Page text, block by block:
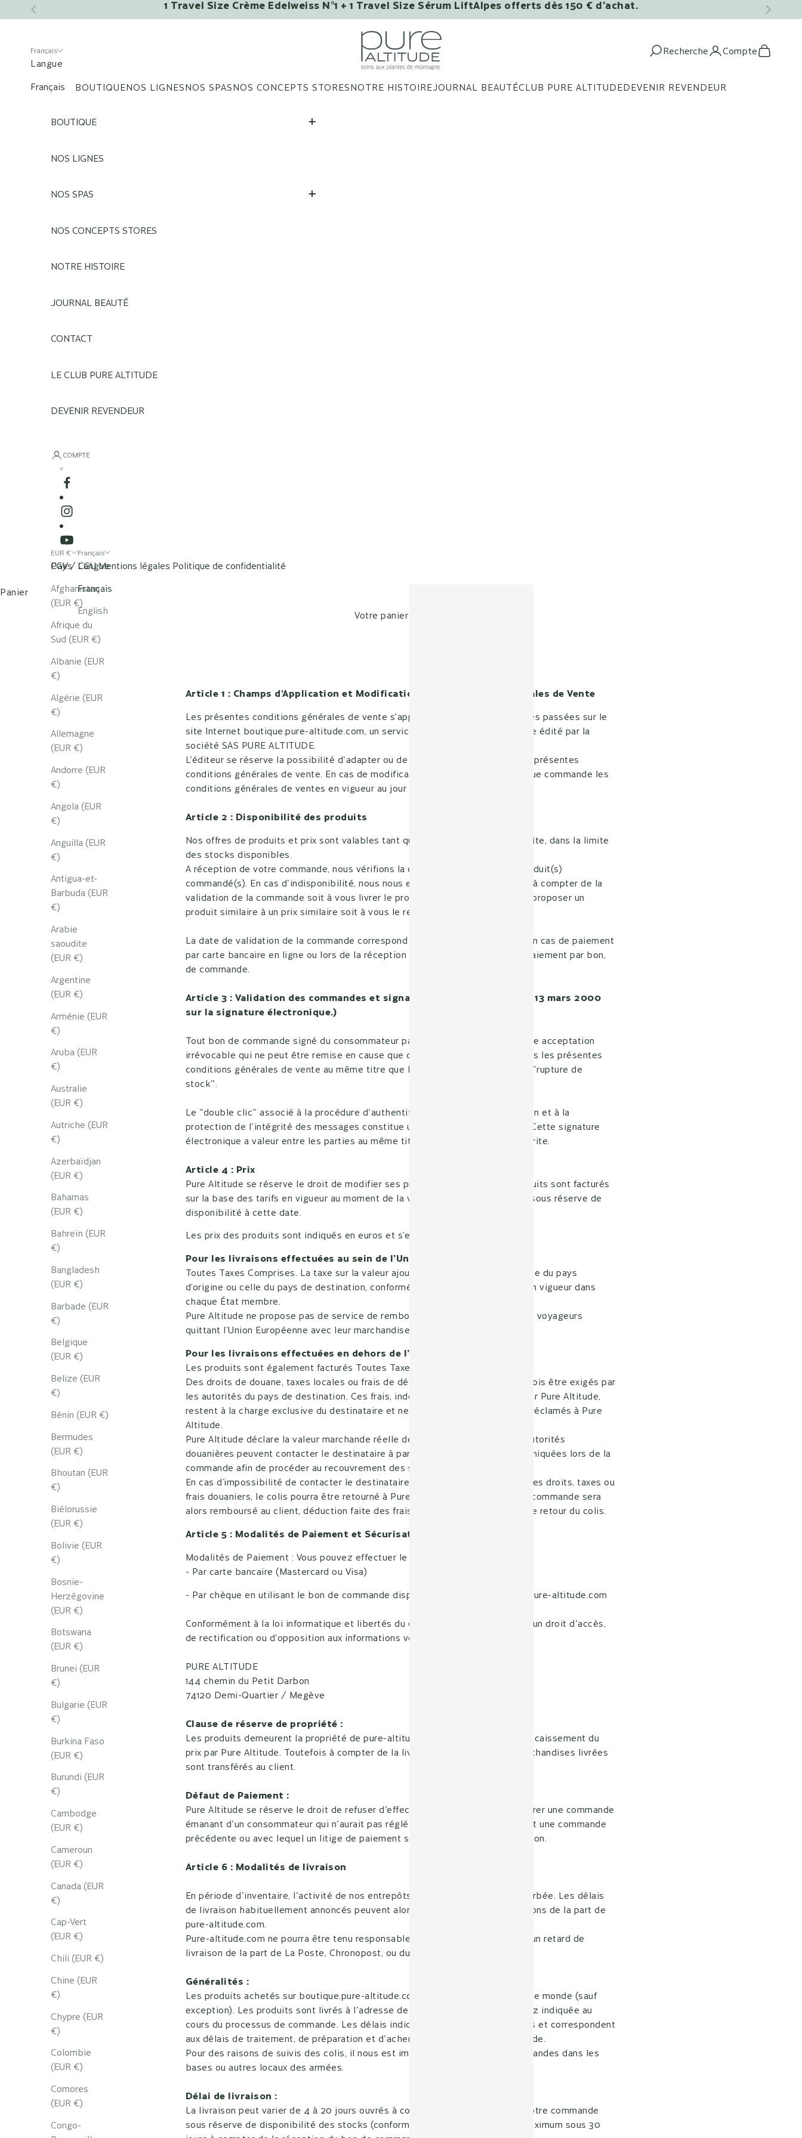
Passer au contenu
Précédent
1 Travel Size Crème Edelweiss N°1 + 1 Travel Size Sérum LiftAlpes offerts dès 150 € d’achat.
Suivant
Français
Langue
Français
Pure Altitude
BOUTIQUENOS LIGNESNOS SPASNOS CONCEPTS STORESNOTRE HISTOIREJOURNAL BEAUTÉCLUB PURE ALTITUDEDEVENIR REVENDEUR
Ouvrir la recherche
Recherche Ouvrir le
Compte
BOUTIQUE
NOS LIGNES
NOS SPAS
NOS CONCEPTS STORES
NOTRE HISTOIRE
JOURNAL BEAUTÉ
CONTACT
LE CLUB PURE ALTITUDE
DEVENIR REVENDEUR
COMPTE
EUR €
Pays
Afghanistan
(EUR €)
Afrique du
Sud (EUR €)
Albanie (EUR
€)
Algérie (EUR
€)
Allemagne
(EUR €)
Andorre (EUR
€)
Angola (EUR
€)
Anguilla (EUR
€)
Antigua-et-
Barbuda (EUR
€)
Arabie
saoudite
(EUR €)
Argentine
(EUR €)
Arménie (EUR
€)
Aruba (EUR
€)
Australie
(EUR €)
Autriche (EUR
€)
Azerbaïdjan
(EUR €)
Bahamas
(EUR €)
Bahreïn (EUR
€)
Bangladesh
(EUR €)
Barbade (EUR
€)
Belgique
(EUR €)
Belize (EUR
€)
Bénin (EUR €)
Bermudes
(EUR €)
Bhoutan (EUR
€)
Biélorussie
(EUR €)
Bolivie (EUR
€)
Bosnie-
Herzégovine
(EUR €)
Botswana
(EUR €)
Brunei (EUR
€)
Bulgarie (EUR
€)
Burkina Faso
(EUR €)
Burundi (EUR
€)
Cambodge
(EUR €)
Cameroun
(EUR €)
Canada (EUR
€)
Cap-Vert
(EUR €)
Chili (EUR €)
Chine (EUR
€)
Chypre (EUR
€)
Colombie
(EUR €)
Comores
(EUR €)
Congo-
Français
Langue
Français
English
CGV / CGU Mentions légales Politique de confidentialité
Panier
Votre panier est vide
Article 1 : Champs d'Application et Modification des Conditions Générales de Vente
Les présentes conditions générales de vente s'appliquent à toutes commandes passées sur le
site Internet boutique.pure-altitude.com, un service de commerce électronique édité par la
société SAS PURE ALTITUDE.
L'éditeur se réserve la possibilité d'adapter ou de modifier à tout moment les présentes
conditions générales de vente. En cas de modification, il sera appliqué à chaque commande les
conditions générales de ventes en vigueur au jour de la commande.
Article 2 : Disponibilité des produits
Nos offres de produits et prix sont valables tant qu'elles sont visibles sur le site, dans la limite
des stocks disponibles.
A réception de votre commande, nous vérifions la disponibilité du (ou des) produit(s)
commandé(s). En cas d'indisponibilité, nous nous engageons dans les 14 jours à compter de la
validation de la commande soit à vous livrer le produit commandé soit à vous proposer un
produit similaire à un prix similaire soit à vous le rembourser par chèque.
La date de validation de la commande correspond à la date de la commande en cas de paiement
par carte bancaire en ligne ou lors de la réception de votre chèque lors d'un paiement par bon,
de commande.
Article 3 : Validation des commandes et signature électronique (loi du 13 mars 2000
sur la signature électronique.)
Tout bon de commande signé du consommateur par "double clic" constitue une acceptation
irrévocable qui ne peut être remise en cause que dans les limites prévues dans les présentes
conditions générales de vente au même titre que le "droit de rétractation" et "rupture de
stock".
Le "double clic" associé à la procédure d'authentification et de non répudiation et à la
protection de l'intégrité des messages constitue une signature électronique. Cette signature
électronique a valeur entre les parties au même titre qu'une signature manuscrite.
Article 4 : Prix
Pure Altitude se réserve le droit de modifier ses prix à tout moment. Les produits sont facturés
sur la base des tarifs en vigueur au moment de la validation de la commande, sous réserve de
disponibilité à cette date.
Les prix des produits sont indiqués en euros et s’entendent :
Pour les livraisons effectuées au sein de l’Union Européenne
Toutes Taxes Comprises. La taxe sur la valeur ajoutée appliquée peut être celle du pays
d’origine ou celle du pays de destination, conformément à la réglementation en vigueur dans
chaque État membre.
Pure Altitude ne propose pas de service de remboursement de la TVA pour les voyageurs
quittant l’Union Européenne avec leur marchandise.
Pour les livraisons effectuées en dehors de l’Union Européenne
Les produits sont également facturés Toutes Taxes Comprises.
Des droits de douane, taxes locales ou frais de dédouanement peuvent toutefois être exigés par
les autorités du pays de destination. Ces frais, indépendants du prix facturé par Pure Altitude,
restent à la charge exclusive du destinataire et ne peuvent en aucun cas être réclamés à Pure
Altitude.
Pure Altitude déclare la valeur marchande réelle des produits expédiés. Les autorités
douanières peuvent contacter le destinataire à partir des informations communiquées lors de la
commande afin de procéder au recouvrement des sommes dues.
En cas d’impossibilité de contacter le destinataire ou de refus de règlement des droits, taxes ou
frais douaniers, le colis pourra être retourné à Pure Altitude. Le montant de la commande sera
alors remboursé au client, déduction faite des frais de transport et des frais de retour du colis.
Article 5 : Modalités de Paiement et Sécurisation
Modalités de Paiement : Vous pouvez effectuer le règlement :
- Par carte bancaire (Mastercard ou Visa)
- Par chèque en utilisant le bon de commande disponible sur le site Internet Pure-altitude.com
Conformément à la loi informatique et libertés du 06/01/78, vous disposez d'un droit d'accès,
de rectification ou d'opposition aux informations vous concernant auprès de :
PURE ALTITUDE
144 chemin du Petit Darbon
74120 Demi-Quartier / Megève
Clause de réserve de propriété :
Les produits demeurent la propriété de pure-altitude.com jusqu'au complet encaissement du
prix par Pure Altitude. Toutefois à compter de la livraison, les risques des marchandises livrées
sont transférés au client.
Défaut de Paiement :
Pure Altitude se réserve le droit de refuser d'effectuer une livraison ou d'honorer une commande
émanant d'un consommateur qui n'aurait pas réglé totalement ou partiellement une commande
précédente ou avec lequel un litige de paiement serait en cours d'administration.
Article 6 : Modalités de livraison
En période d'inventaire, l'activité de nos entrepôts est momentanément perturbée. Les délais
de livraison habituellement annoncés peuvent alors faire l'objet de modifications de la part de
pure-altitude.com.
Pure-altitude.com ne pourra être tenu responsable des conséquences dues à un retard de
livraison de la part de La Poste, Chronopost, ou du Transporteur.
Généralités :
Les produits achetés sur boutique.pure-altitude.com sont livrés partout dans le monde (sauf
exception). Les produits sont livrés à l'adresse de livraison que vous nous avez indiquée au
cours du processus de commande. Les délais indiqués sont des délais moyens et correspondent
aux délais de traitement, de préparation et d'acheminement de votre commande.
Pour des raisons de suivis des colis, il nous est impossible de livrer les commandes dans les
bases ou autres locaux des armées.
Délai de livraison :
La livraison peut varier de 4 à 20 jours ouvrés à compter de la validation de votre commande
sous réserve de disponibilité des stocks (conformément à l'article 2) et au maximum sous 30